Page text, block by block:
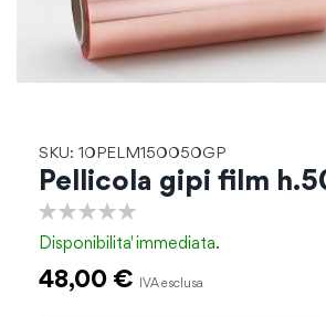
SKU: 10PELM150050GP
Pellicola gipi film
Disponibilita'immediata.
48,00 €
all'inizio
galleria